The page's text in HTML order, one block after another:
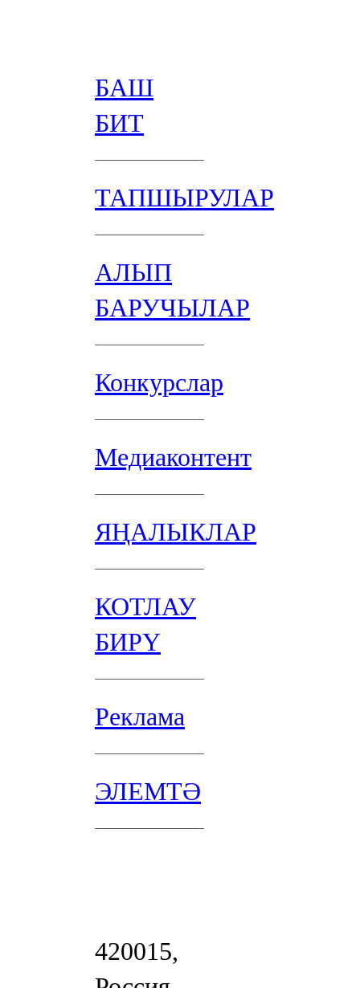
БАШ
БИТ
ТАПШЫРУЛАР
АЛЫП
БАРУЧЫЛАР
Конкурслар
Медиаконтент
ЯҢАЛЫКЛАР
КОТЛАУ
БИРҮ
Реклама
ЭЛЕМТӘ
420015,